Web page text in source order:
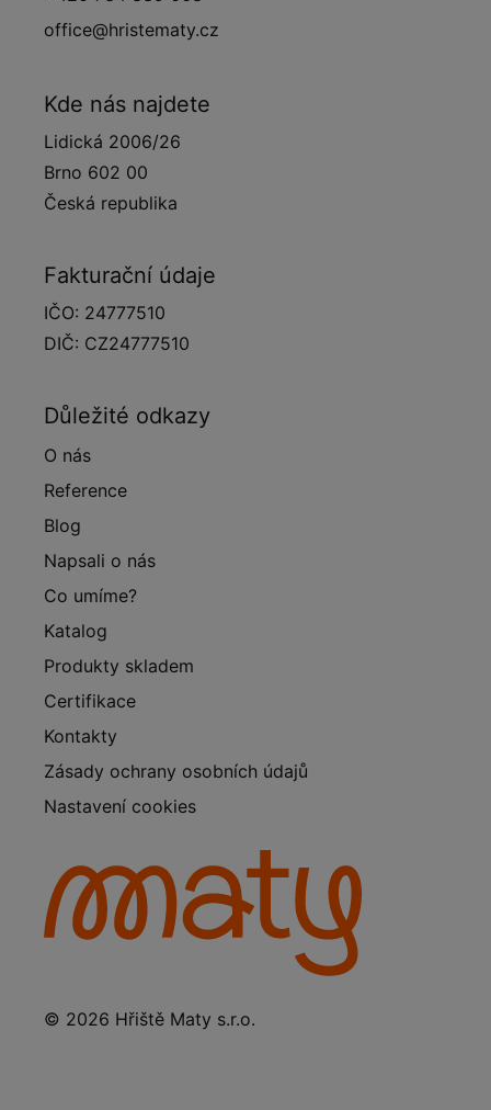
office@hristematy.cz
Kde nás najdete
Lidická 2006/26
Brno 602 00
Česká republika
Fakturační údaje
IČO: 24777510
DIČ: CZ24777510
Důležité odkazy
O nás
Reference
Blog
Napsali o nás
Co umíme?
Katalog
Produkty skladem
Certifikace
Kontakty
Zásady ochrany osobních údajů
Nastavení cookies
© 2026 Hřiště Maty s.r.o.